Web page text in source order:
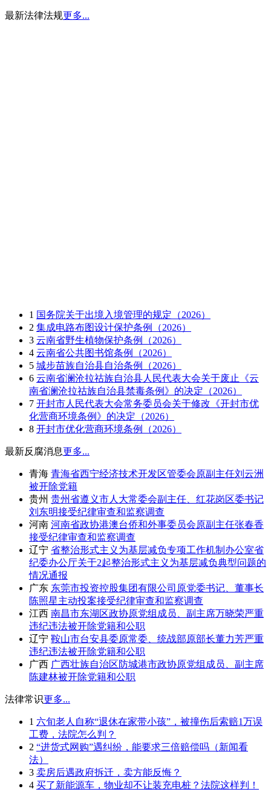
最新法律法规更多...
1 国务院关于出境入境管理的规定（2026）
2 集成电路布图设计保护条例（2026）
3 云南省野生植物保护条例（2026）
4 云南省公共图书馆条例（2026）
5 城步苗族自治县自治条例（2026）
6 云南省澜沧拉祜族自治县人民代表大会关于废止《云
南省澜沧拉祜族自治县禁毒条例》的决定（2026）
7 开封市人民代表大会常务委员会关于修改《开封市优
化营商环境条例》的决定（2026）
8 开封市优化营商环境条例（2026）
最新反腐消息更多...
青海 青海省西宁经济技术开发区管委会原副主任刘云洲
被开除党籍
贵州 贵州省遵义市人大常委会副主任、红花岗区委书记
刘东明接受纪律审查和监察调查
河南 河南省政协港澳台侨和外事委员会原副主任张春香
接受纪律审查和监察调查
辽宁 省整治形式主义为基层减负专项工作机制办公室省
纪委办公厅关于2起整治形式主义为基层减负典型问题的
情况通报
广东 东莞市投资控股集团有限公司原党委书记、董事长
陈照星主动投案接受纪律审查和监察调查
江西 南昌市东湖区政协原党组成员、副主席万晓荣严重
违纪违法被开除党籍和公职
辽宁 鞍山市台安县委原常委、统战部原部长董力芳严重
违纪违法被开除党籍和公职
广西 广西壮族自治区防城港市政协原党组成员、副主席
陈建林被开除党籍和公职
法律常识更多...
1 六旬老人自称“退休在家带小孩”，被撞伤后索赔1万误
工费，法院怎么判？
2 “进货式网购”遇纠纷，能要求三倍赔偿吗（新闻看
法）
3 卖房后遇政府拆迁，卖方能反悔？
4 买了新能源车，物业却不让装充电桩？法院这样判！